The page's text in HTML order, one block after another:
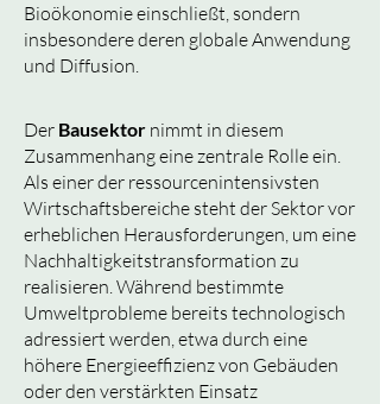
Bioökonomie einschließt, sondern
insbesondere deren globale Anwendung
und Diffusion.
Der Bausektor nimmt in diesem
Zusammenhang eine zentrale Rolle ein.
Als einer der ressourcenintensivsten
Wirtschaftsbereiche steht der Sektor vor
erheblichen Herausforderungen, um eine
Nachhaltigkeitstransformation zu
realisieren. Während bestimmte
Umweltprobleme bereits technologisch
adressiert werden, etwa durch eine
höhere Energieeffizienz von Gebäuden
oder den verstärkten Einsatz